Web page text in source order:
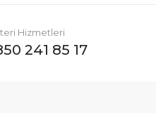
Hizmetleri
241 85 17